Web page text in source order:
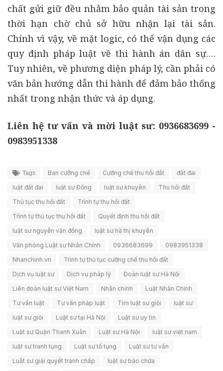
chất gửi giữ đều nhằm bảo quản tài sản trong
thời hạn chờ chủ sở hữu nhận lại tài sản.
Chính vì vậy, về mặt logic, có thể vận dụng các
quy định pháp luật về thi hành án dân sự….
Tuy nhiên, về phương diện pháp lý, cần phải có
văn bản hướng dẫn thi hành để đảm bảo thống
nhất trong nhận thức và áp dụng.
Liên hệ tư vấn và mời luật sư: 0936683699 -
0983951338
Tags Ban cưỡng chế Cưỡng chế thu hồi đất
đất đai
luật đất đai
luật sư Đồng luật sư khuyên
Thu hồi đất
Thủ tục thu hồi đất
Trình tự thu hồi đất
Trình tự thủ tục thu hồi đất
Quyết định thu hồi đất
luật sư nguyễn văn đồng
luật sư hà thị khuyên
Văn phòng Luật sư Nhân Chính
0936683699
0983951338
Nhanchinh.vn
Trình tự thủ tục cưỡng chế thu hồi đất
Dịch vụ luật sư
Dịch vụ pháp lý
Đoàn luật sư Hà Nội
Liên đoàn luật sư Việt Nam
Nhân chính
Luật Nhân Chính
Tư vấn luật
Tư vấn pháp luật Tìm luật sư giỏi
luật sư
luật sư giỏi
Luật sư tại Hà Nội
Luật sư uy tín
Luật sư Quận Thanh Xuân
Luật sư Hà Nội
luật sư việt nam
luật sư tranh tụng
Luật sư tố tụng
Luật sư tư vấn
Luật sư giải quyết tranh chấp
luật sư bào chữa